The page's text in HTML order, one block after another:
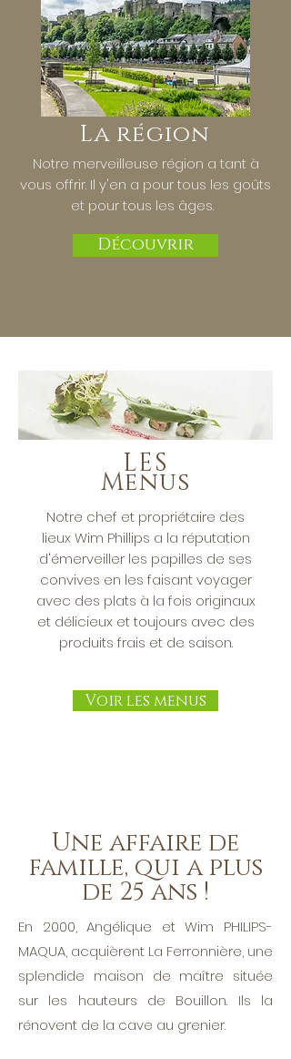
La région
Notre merveilleuse région a tant à
vous offrir. Il y'en a pour tous les goûts
et pour tous les âges.
Découvrir
LES
Menus
Notre chef et propriétaire des
lieux Wim Phillips a la réputation
d'émerveiller les papilles de ses
convives en les faisant voyager
avec des plats à la fois originaux
et délicieux et toujours avec des
produits frais et de saison.
Voir les menus
Une affaire de
famille, qui a plus
de 25 ans !
En 2000, Angélique et Wim PHILIPS-
MAQUA, acquièrent La Ferronnière, une
splendide maison de maître située
sur les hauteurs de Bouillon. Ils la
rénovent de la cave au grenier.